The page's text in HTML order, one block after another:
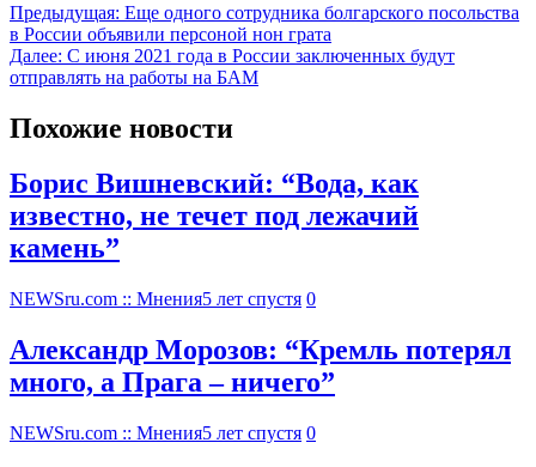
Предыдущая: Еще одного сотрудника болгарского посольства
в России объявили персоной нон грата
Далее: С июня 2021 года в России заключенных будут
отправлять на работы на БАМ
Похожие новости
Борис Вишневский: “Вода, как
известно, не течет под лежачий
камень”
NEWSru.com :: Мнения5 лет спустя 0
Александр Морозов: “Кремль потерял
много, а Прага – ничего”
NEWSru.com :: Мнения5 лет спустя 0